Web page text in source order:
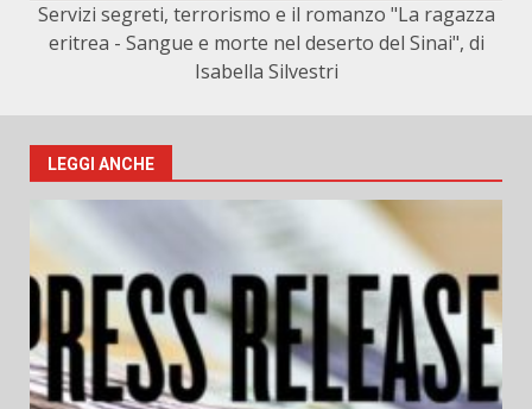
Servizi segreti, terrorismo e il romanzo "La ragazza
eritrea - Sangue e morte nel deserto del Sinai", di
Isabella Silvestri
LEGGI ANCHE